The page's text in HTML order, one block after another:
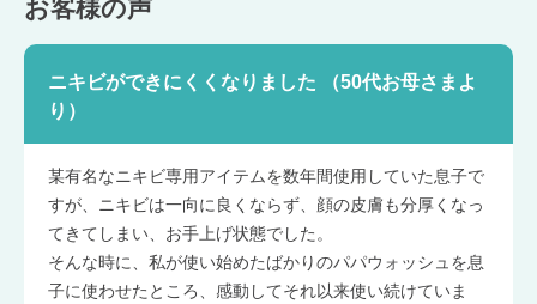
ニキビができにくくなりました （50代お母さまよ
り）
某有名なニキビ専用アイテムを数年間使用していた息子で
すが、ニキビは一向に良くならず、顔の皮膚も分厚くなっ
てきてしまい、お手上げ状態でした。
そんな時に、私が使い始めたばかりのパパウォッシュを息
子に使わせたところ、感動してそれ以来使い続けていま